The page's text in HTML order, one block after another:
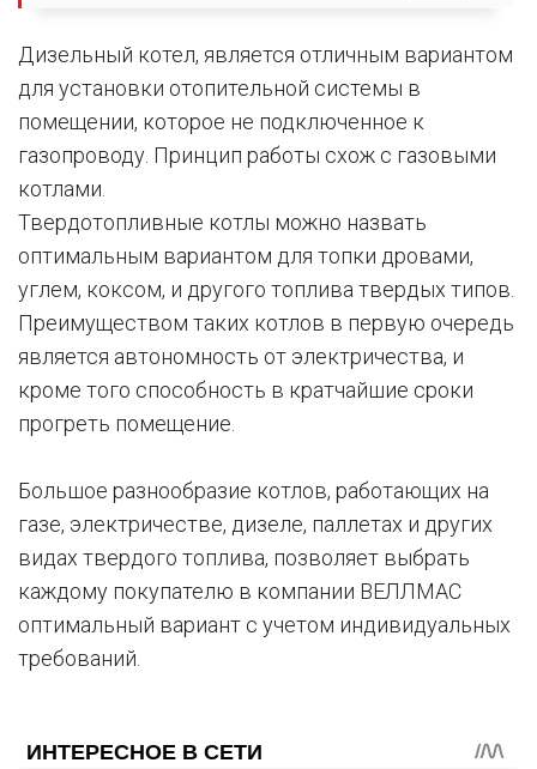
Дизельный котел, является отличным вариантом
для установки отопительной системы в
помещении, которое не подключенное к
газопроводу. Принцип работы схож с газовыми
котлами.
Твердотопливные котлы можно назвать
оптимальным вариантом для топки дровами,
углем, коксом, и другого топлива твердых типов.
Преимуществом таких котлов в первую очередь
является автономность от электричества, и
кроме того способность в кратчайшие сроки
прогреть помещение.
Большое разнообразие котлов, работающих на
газе, электричестве, дизеле, паллетах и других
видах твердого топлива, позволяет выбрать
каждому покупателю в компании ВЕЛЛМАС
оптимальный вариант с учетом индивидуальных
требований.